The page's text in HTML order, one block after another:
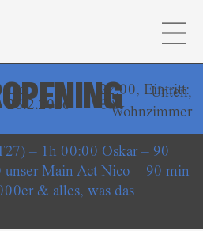
Do..
26.2.2026
22:00, Eintritt:
€ 8,
Unten,
Wohnzimmer
– 1h 00:00 Oskar – 90
unser Main Act Nico – 90 min
& alles, was das